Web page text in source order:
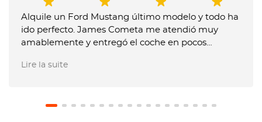
Alquile un Ford Mustang último modelo y todo ha
ido perfecto. James Cometa me atendió muy
amablemente y entregó el coche en pocos
dijeron que me tenían que cobrar un extra, pero
el cargo. El coche estaba en perfecto estado.
Lire la suite